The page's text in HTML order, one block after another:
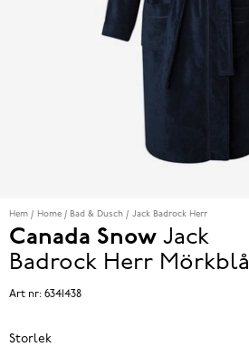
Hem Home Bad & Dusch Jack Badrock Herr
Canada Snow Jack
Badrock Herr Mörkblå
Art nr: 6341438
Storlek